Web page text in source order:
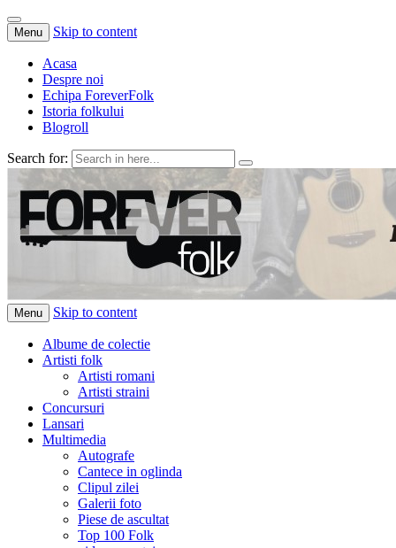
Menu Skip to content
Acasa
Despre noi
Echipa ForeverFolk
Istoria folkului
Blogroll
Search for:
ForeverFolk
Muzica sufletului tau
Menu Skip to content
Albume de colectie
Artisti folk
Artisti romani
Artisti straini
Concursuri
Lansari
Multimedia
Autografe
Cantece in oglinda
Clipul zilei
Galerii foto
Piese de ascultat
Top 100 Folk